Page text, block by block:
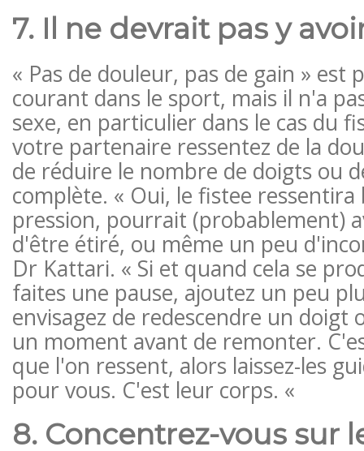
7. Il ne devrait pas y
« Pas de douleur, pas de gain »
courant dans le sport, mais il n'a
sexe, en particulier dans le cas du
votre partenaire ressentez de la
de réduire le nombre de doigts ou
complète. « Oui, le fistee ressentira
pression, pourrait (probablement)
d'être étiré, ou même un peu
Dr Kattari. « Si et quand cela se
faites une pause, ajoutez un peu
envisagez de redescendre un doigt
un moment avant de remonter.
que l'on ressent, alors laissez-les
pour vous. C'est leur corps. «
8. Concentrez-vous sur